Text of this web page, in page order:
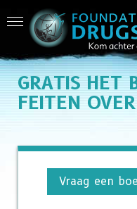
GRATISHET
FEITEN
Vraag een